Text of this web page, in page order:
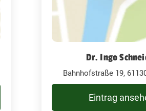
Dr. Ingo
Bahnhofstraße 19,
Eintrag